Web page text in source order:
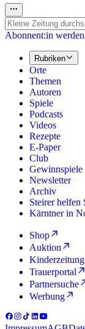
Abonnent:in werden
Rubriken
Orte
Themen
Autoren
Spiele
Podcasts
Videos
Rezepte
E-Paper
Club
Gewinnspiele
Newsletter
Archiv
Steirer helfen
Kärntner in
Shop
Auktion
Kinderzeitung
Trauerportal
Partnersuche
Werbung